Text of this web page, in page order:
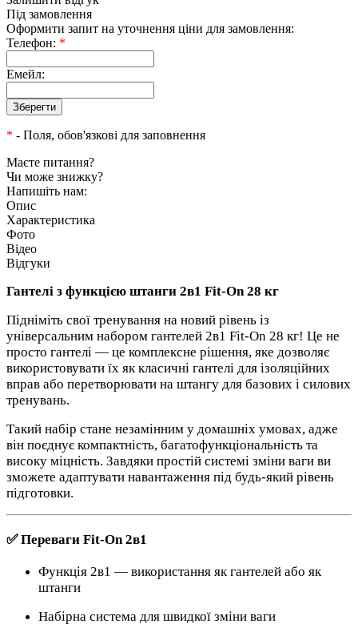
Під замовлення
Оформити запит на уточнення ціни для замовлення:
Телефон: *
Емейл:
* - Поля, обов'язкові для заповнення
Маєте питання?
Чи може знижку?
Напишіть нам:
Опис
Характеристика
Фото
Відео
Відгуки
Гантелі з функцією штанги 2в1 Fit-On 28 кг
Підніміть свої тренування на новий рівень із
універсальним набором гантелей 2в1 Fit-On 28 кг! Це не
просто гантелі — це комплексне рішення, яке дозволяє
використовувати їх як класичні гантелі для ізоляційних
вправ або перетворювати на штангу для базових і силових
тренувань.
Такий набір стане незамінним у домашніх умовах, адже
він поєднує компактність, багатофункціональність та
високу міцність. Завдяки простій системі зміни ваги ви
зможете адаптувати навантаження під будь-який рівень
підготовки.
✅ Переваги Fit-On 2в1
Функція 2в1 — використання як гантелей або як
штанги
Набірна система для швидкої зміни ваги